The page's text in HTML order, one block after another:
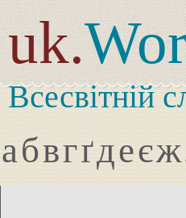
uk.
Всесвітній
абвгґдеєж